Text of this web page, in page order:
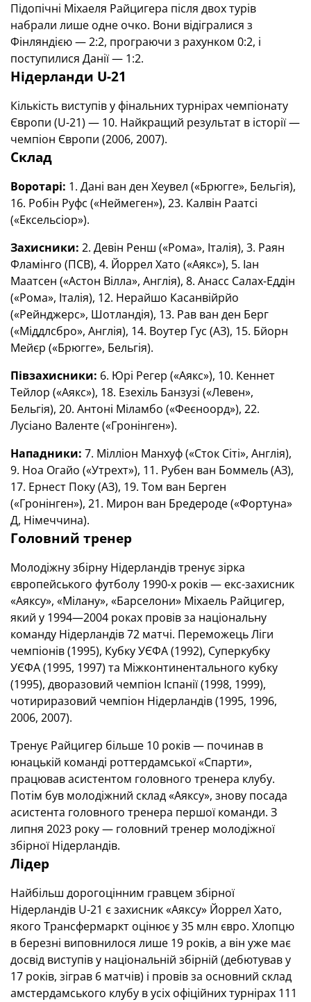
Підопічні Міхаеля Райцигера після двох турів
набрали лише одне очко. Вони відігралися з
Фінляндією — 2:2, програючи з рахунком 0:2, і
поступилися Данії — 1:2.
Нідерланди U-21
Кількість виступів у фінальних турнірах чемпіонату
Європи (U-21) — 10. Найкращий результат в історії —
чемпіон Європи (2006, 2007).
Склад
Воротарі: 1. Дані ван ден Хеувел («Брюгге», Бельгія),
16. Робін Руфс («Неймеген»), 23. Калвін Раатсі
(«Ексельсіор»).
Захисники: 2. Девін Ренш («Рома», Італія), 3. Раян
Фламінго (ПСВ), 4. Йоррел Хато («Аякс»), 5. Іан
Маатсен («Астон Вілла», Англія), 8. Анасс Салах-Еддін
(«Рома», Італія), 12. Нерайшо Касанвійрйо
(«Рейнджерс», Шотландія), 13. Рав ван ден Берг
(«Міддлсбро», Англія), 14. Воутер Гус (АЗ), 15. Бйорн
Мейєр («Брюгге», Бельгія).
Півзахисники: 6. Юрі Регер («Аякс»), 10. Кеннет
Тейлор («Аякс»), 18. Езехіль Банзузі («Левен»,
Бельгія), 20. Антоні Міламбо («Феєноорд»), 22.
Лусіано Валенте («Гронінген»).
Нападники: 7. Мілліон Манхуф («Сток Сіті», Англія),
9. Ноа Огайо («Утрехт»), 11. Рубен ван Боммель (АЗ),
17. Ернест Поку (АЗ), 19. Том ван Берген
(«Гронінген»), 21. Мирон ван Бредероде («Фортуна»
Д, Німеччина).
Головний тренер
Молодіжну збірну Нідерландів тренує зірка
європейського футболу 1990-х років — екс-захисник
«Аяксу», «Мілану», «Барселони» Міхаель Райцигер,
який у 1994—2004 роках провів за національну
команду Нідерландів 72 матчі. Переможець Ліги
чемпіонів (1995), Кубку УЄФА (1992), Суперкубку
УЄФА (1995, 1997) та Міжконтинентального кубку
(1995), дворазовий чемпіон Іспанії (1998, 1999),
чотириразовий чемпіон Нідерландів (1995, 1996,
2006, 2007).
Тренує Райцигер більше 10 років — починав в
юнацькій команді роттердамської «Спарти»,
працював асистентом головного тренера клубу.
Потім був молодіжний склад «Аяксу», знову посада
асистента головного тренера першої команди. З
липня 2023 року — головний тренер молодіжної
збірної Нідерландів.
Лідер
Найбільш дорогоцінним гравцем збірної
Нідерландів U-21 є захисник «Аяксу» Йоррел Хато,
якого Трансфермаркт оцінює у 35 млн євро. Хлопцю
в березні виповнилося лише 19 років, а він уже має
досвід виступів у національній збірній (дебютував у
17 років, зіграв 6 матчів) і провів за основний склад
амстердамського клубу в усіх офіційних турнірах 111